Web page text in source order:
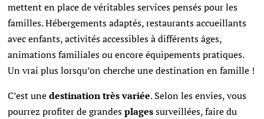
mettent en place de véritables services pensés pour les
familles. Hébergements adaptés, restaurants accueillants
avec enfants, activités accessibles à différents âges,
animations familiales ou encore équipements pratiques.
Un vrai plus lorsqu’on cherche une destination en famille !
C’est unedestinationtrès variée. Selon les envies, vous
pourrez profiter de grandesplagessurveillées, faire du